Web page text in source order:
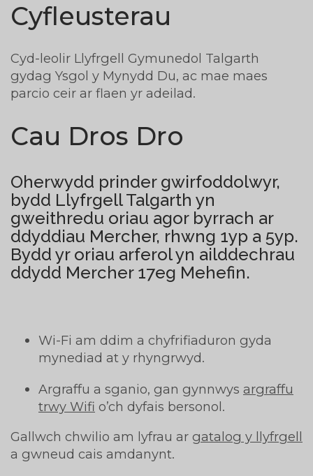
Cyfleusterau
Cyd-leolir Llyfrgell Gymunedol Talgarth
gydag Ysgol y Mynydd Du, ac mae maes
parcio ceir ar flaen yr adeilad.
Cau Dros Dro
Oherwydd prinder gwirfoddolwyr,
bydd Llyfrgell Talgarth yn
gweithredu oriau agor byrrach ar
ddyddiau Mercher, rhwng 1yp a 5yp.
Bydd yr oriau arferol yn ailddechrau
ddydd Mercher 17eg Mehefin.
Wi-Fi am ddim a chyfrifiaduron gyda
mynediad at y rhyngrwyd.
Argraffu a sganio, gan gynnwys argraffu
trwy Wifi o’ch dyfais bersonol.
Gallwch chwilio am lyfrau ar gatalog y llyfrgell
a gwneud cais amdanynt.